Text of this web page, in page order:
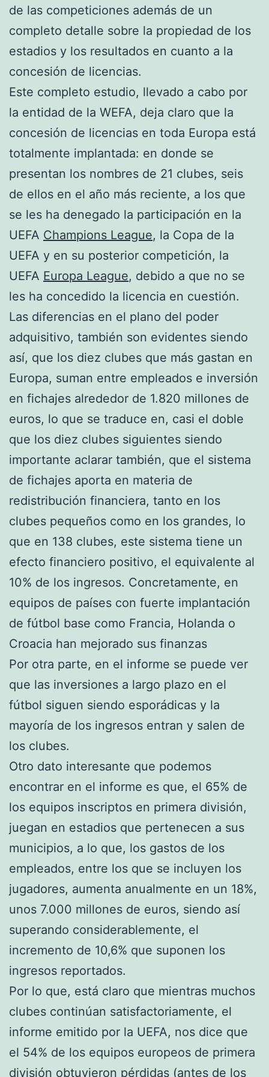
de las competiciones además de un
completo detalle sobre la propiedad de los
estadios y los resultados en cuanto a la
concesión de licencias.
Este completo estudio, llevado a cabo por
la entidad de la WEFA, deja claro que la
concesión de licencias en toda Europa está
totalmente implantada: en donde se
presentan los nombres de 21 clubes, seis
de ellos en el año más reciente, a los que
se les ha denegado la participación en la
UEFA Champions League, la Copa de la
UEFA y en su posterior competición, la
UEFA Europa League, debido a que no se
les ha concedido la licencia en cuestión.
Las diferencias en el plano del poder
adquisitivo, también son evidentes siendo
así, que los diez clubes que más gastan en
Europa, suman entre empleados e inversión
en fichajes alrededor de 1.820 millones de
euros, lo que se traduce en, casi el doble
que los diez clubes siguientes siendo
importante aclarar también, que el sistema
de fichajes aporta en materia de
redistribución financiera, tanto en los
clubes pequeños como en los grandes, lo
que en 138 clubes, este sistema tiene un
efecto financiero positivo, el equivalente al
10% de los ingresos. Concretamente, en
equipos de países con fuerte implantación
de fútbol base como Francia, Holanda o
Croacia han mejorado sus finanzas
Por otra parte, en el informe se puede ver
que las inversiones a largo plazo en el
fútbol siguen siendo esporádicas y la
mayoría de los ingresos entran y salen de
los clubes.
Otro dato interesante que podemos
encontrar en el informe es que, el 65% de
los equipos inscriptos en primera división,
juegan en estadios que pertenecen a sus
municipios, a lo que, los gastos de los
empleados, entre los que se incluyen los
jugadores, aumenta anualmente en un 18%,
unos 7.000 millones de euros, siendo así
superando considerablemente, el
incremento de 10,6% que suponen los
ingresos reportados.
Por lo que, está claro que mientras muchos
clubes continúan satisfactoriamente, el
informe emitido por la UEFA, nos dice que
el 54% de los equipos europeos de primera
división obtuvieron pérdidas (antes de los